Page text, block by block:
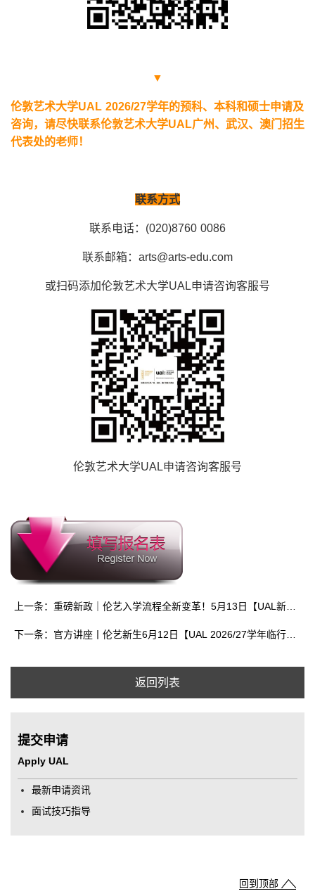
▼
伦敦艺术大学UAL 2026/27学年的预科、本科和硕士申请及
咨询，请尽快联系伦敦艺术大学UAL广州、武汉、澳门招生
代表处的老师！
联系方式
联系电话：(020)8760 0086
联系邮箱：arts@arts-edu.com
或扫码添加伦敦艺术大学UAL申请咨询客服号
伦敦艺术大学UAL申请咨询客服号
上一条：重磅新政｜伦艺入学流程全新变革！5月13日【UAL新生入学说明会】，官方招生代表处解读新生入学要点
下一条：官方讲座丨伦艺新生6月12日【UAL 2026/27学年临行前指导会】，入学办理、学费缴纳、学生签证准备及最后申请机会！
返回列表
提交申请
Apply UAL
最新申请资讯
面试技巧指导
回到顶部